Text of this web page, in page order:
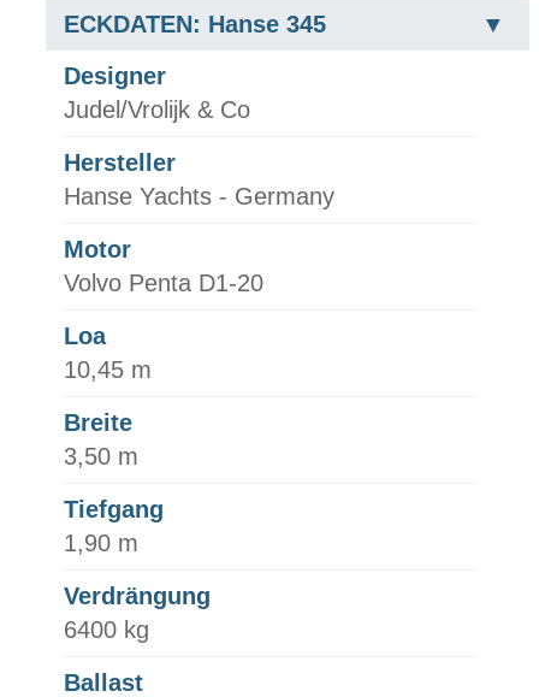
ECKDATEN: Hanse 345
Designer
Judel/Vrolijk & Co
Hersteller
Hanse Yachts - Germany
Motor
Volvo Penta D1-20
Loa
10,45 m
Breite
3,50 m
Tiefgang
1,90 m
Verdrängung
6400 kg
Ballast